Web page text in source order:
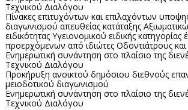
Τεχνικού Διαλόγου
Πίνακες επιτυχόντων και επιλαχόντων
διαγωνισμού απευθείας κατάταξης
ειδικότητας Υγειονομικού ειδικής κατηγορίας
προερχόμενων από ιδιώτες Οδοντιάτρους
Ενημερωτική συνάντηση στο πλαίσιο της
Τεχνικού Διαλόγου
Προκήρυξη ανοικτού δημόσιου διεθνούς
μειοδοτικού διαγωνισμού
Ενημερωτική συνάντηση στο πλαίσιο της
Τεχνικού Διαλόγου